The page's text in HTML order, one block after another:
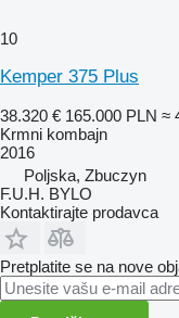
10
Kemper 375 Plus
38.320 € 165.000 PLN ≈
Krmni kombajn
2016
Poljska, Zbuczyn
F.U.H. BYLO
Kontaktirajte prodavca
Pretplatite se na nove